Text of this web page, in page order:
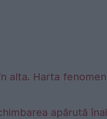
alta. Harta
apărută